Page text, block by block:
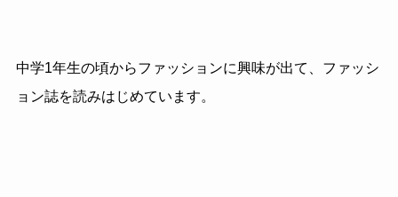
中学1年生の頃からファッションに興味が出て、ファッシ
ョン誌を読みはじめています。